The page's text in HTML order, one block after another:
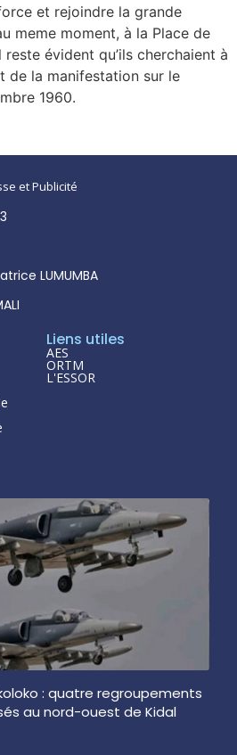
et rejoindre la grande
meme moment, à la Place de
reste évident qu’ils cherchaient à
de la manifestation sur le
1960.
et Publicité
LUMUMBA
Liens utiles
AES
ORTM
L'ESSOR
: quatre regroupements
au nord-ouest de Kidal